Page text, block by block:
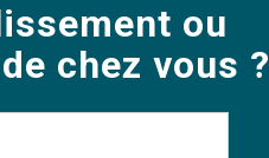
ou
chez vous ?